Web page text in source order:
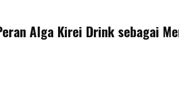
Alga Kirei Drink sebagai